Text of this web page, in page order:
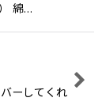
綿…
ーしてくれ